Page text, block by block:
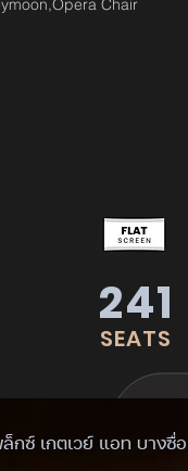
Chair
SEATS
241
ล็กซ์ เกตเวย์ แอท บางซื่อ